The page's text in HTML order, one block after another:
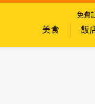
免費
美食 飯